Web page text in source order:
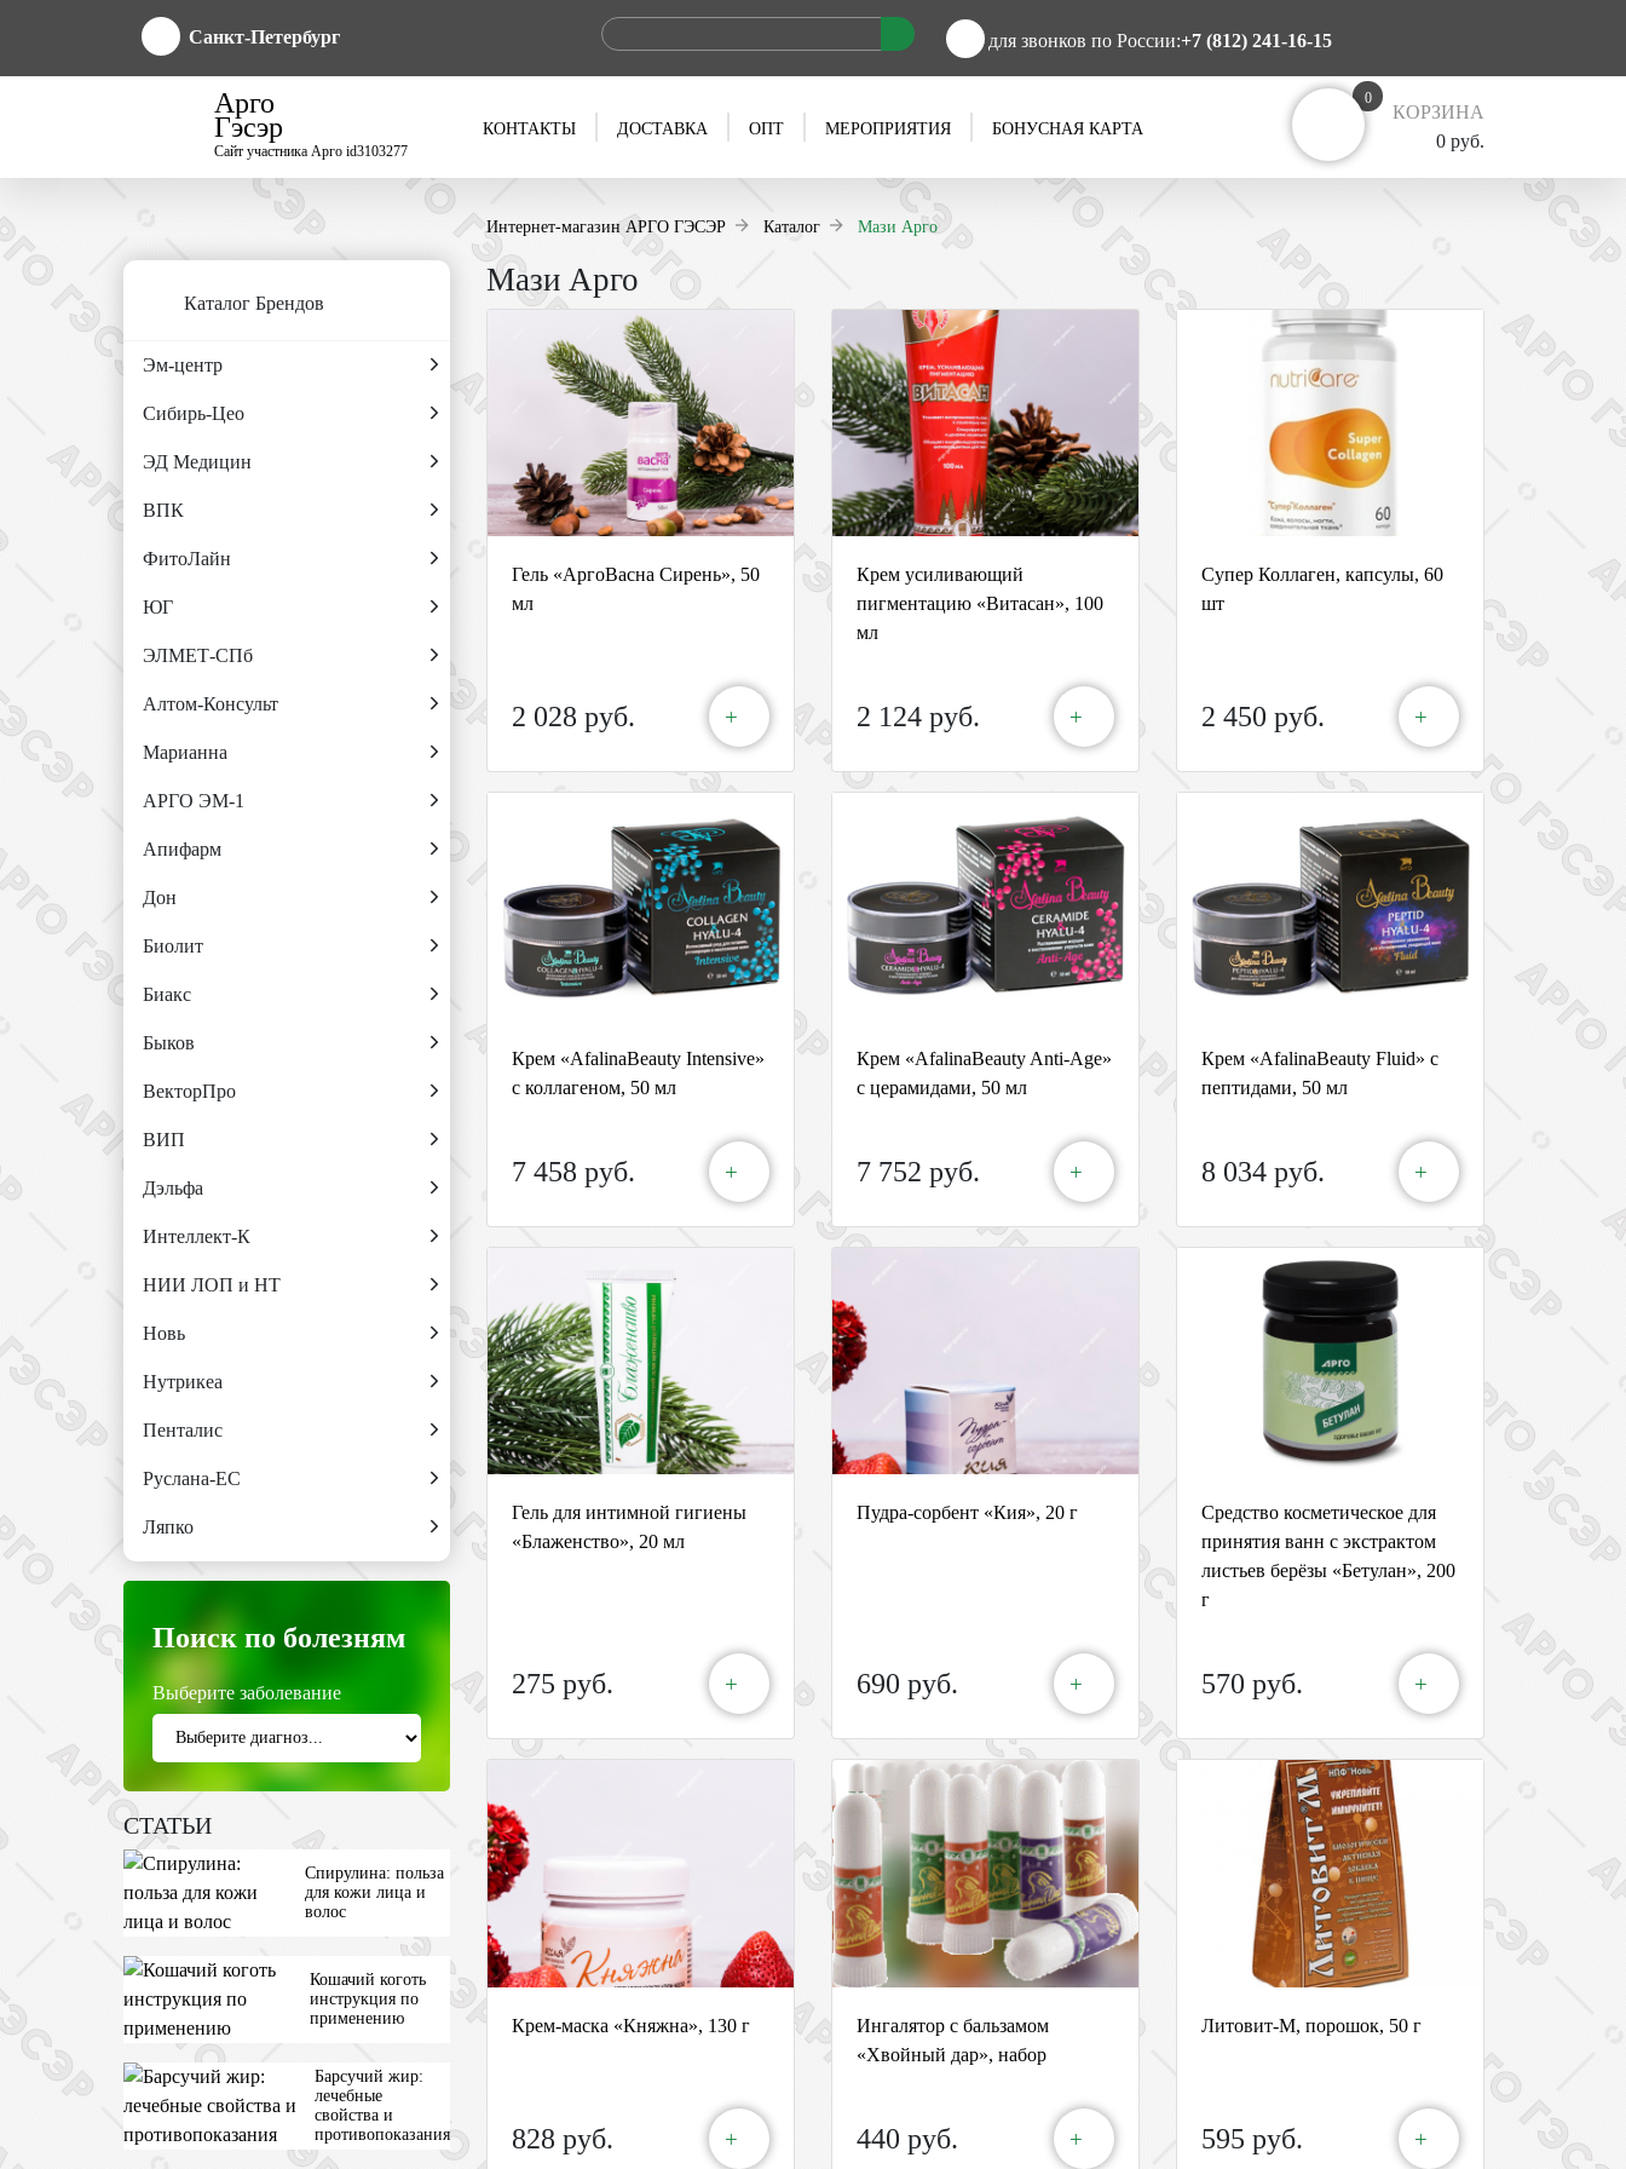
Санкт-Петербург для звонков по России:+7 (812) 241-16-15
Арго
Гэсэр
Сайт участника Арго id3103277
КОНТАКТЫ ДОСТАВКА ОПТ МЕРОПРИЯТИЯ БОНУСНАЯ КАРТА
0
КОРЗИНА
0 руб.
Интернет-магазин АРГО ГЭСЭР Каталог Мази Арго
Каталог Брендов
Эм-центр
Сибирь-Цео
ЭД Медицин
ВПК
ФитоЛайн
ЮГ
ЭЛМЕТ-СПб
Алтом-Консульт
Марианна
АРГО ЭМ-1
Апифарм
Дон
Биолит
Биакс
Быков
ВекторПро
ВИП
Дэльфа
Интеллект-К
НИИ ЛОП и НТ
Новь
Нутрикеа
Пенталис
Руслана-ЕС
Ляпко
Поиск по болезням
Выберите заболевание
СТАТЬИ
Спирулина: польза
для кожи лица и
волос
Кошачий коготь
инструкция по
применению
Барсучий жир:
лечебные
свойства и
противопоказания
Мази Арго
Гель «АргоВасна Сирень», 50
мл
2 028 руб. +
Крем усиливающий
пигментацию «Витасан», 100
мл
2 124 руб. +
Супер Коллаген, капсулы, 60
шт
2 450 руб. +
Крем «AfalinaBeauty Intensive»
с коллагеном, 50 мл
7 458 руб. +
Крем «AfalinaBeauty Anti-Age»
с церамидами, 50 мл
7 752 руб. +
Крем «AfalinaBeauty Fluid» с
пептидами, 50 мл
8 034 руб. +
Гель для интимной гигиены
«Блаженство», 20 мл
275 руб. +
Пудра-сорбент «Кия», 20 г
690 руб. +
Средство косметическое для
принятия ванн с экстрактом
листьев берёзы «Бетулан», 200
г
570 руб. +
Крем-маска «Княжна», 130 г
828 руб. +
Ингалятор с бальзамом
«Хвойный дар», набор
440 руб. +
Литовит-М, порошок, 50 г
595 руб. +